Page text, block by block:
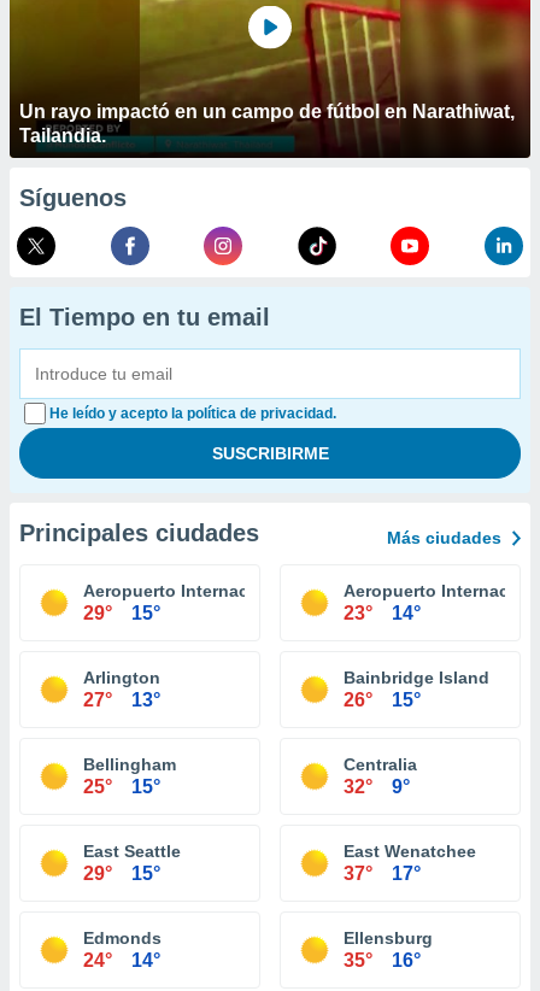
Un rayo impactó en un campo de fútbol en Narathiwat,
Tailandia.
Síguenos
El Tiempo en tu email
He leído y acepto la política de privacidad.
Principales ciudades Más ciudades
Aeropuerto Internacional King County Seattle
29° 15°
Aeropuerto
23° 14°
Arlington
27° 13°
Bainbridge Island
26° 15°
Bellingham
25° 15°
Centralia
32° 9°
East Seattle
29° 15°
East Wenatchee
37° 17°
Edmonds
24° 14°
Ellensburg
35° 16°